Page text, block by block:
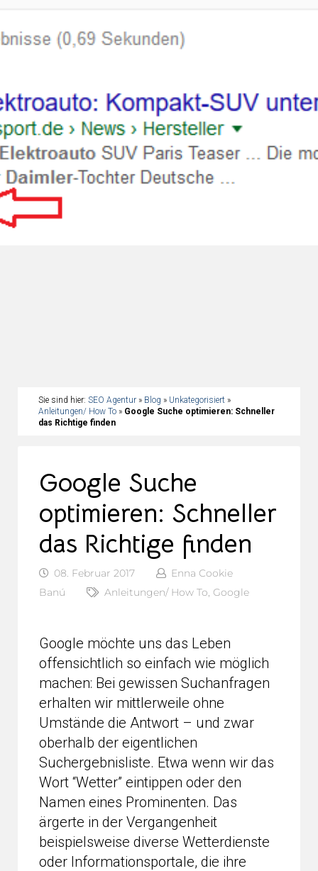
Sie sind hier: SEO Agentur » Blog » Unkategorisiert »
Anleitungen/ How To » Google Suche optimieren: Schneller
das Richtige finden
Google Suche
optimieren: Schneller
das Richtige finden
08. Februar 2017
Enna Cookie
Banú
Anleitungen/ How To, Google
Google möchte uns das Leben
offensichtlich so einfach wie möglich
machen: Bei gewissen Suchanfragen
erhalten wir mittlerweile ohne
Umstände die Antwort – und zwar
oberhalb der eigentlichen
Suchergebnisliste. Etwa wenn wir das
Wort “Wetter” eintippen oder den
Namen eines Prominenten. Das
ärgerte in der Vergangenheit
beispielsweise diverse Wetterdienste
oder Informationsportale, die ihre